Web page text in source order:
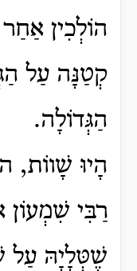
הוֹלְכִין
קְטַנָּה עַל
הַגְּדוֹלָה.
הָיוּ שָׁווֹת,
רַבִּי שִׁמְעוֹן
שֶׁטְּלָיָהּ עַל